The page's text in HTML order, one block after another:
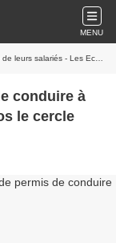
MENU
- Les Echos le cercle
conduire à
le cercle